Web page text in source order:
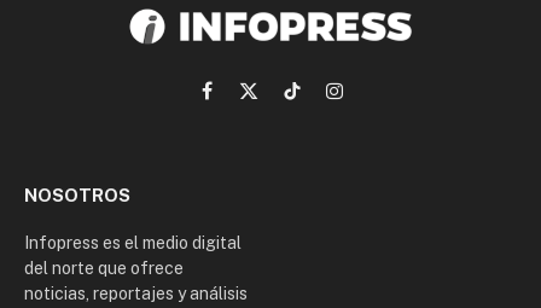
Facebook
X
TikTokInstagram
NOSOTROS
Infopress es el medio digital
del norte que ofrece
noticias, reportajes y análisis